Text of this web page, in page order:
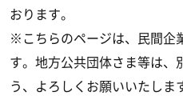
おります。
※こちらのページは、民間企
す。地方公共団体さま等は、
う、よろしくお願いいたしま